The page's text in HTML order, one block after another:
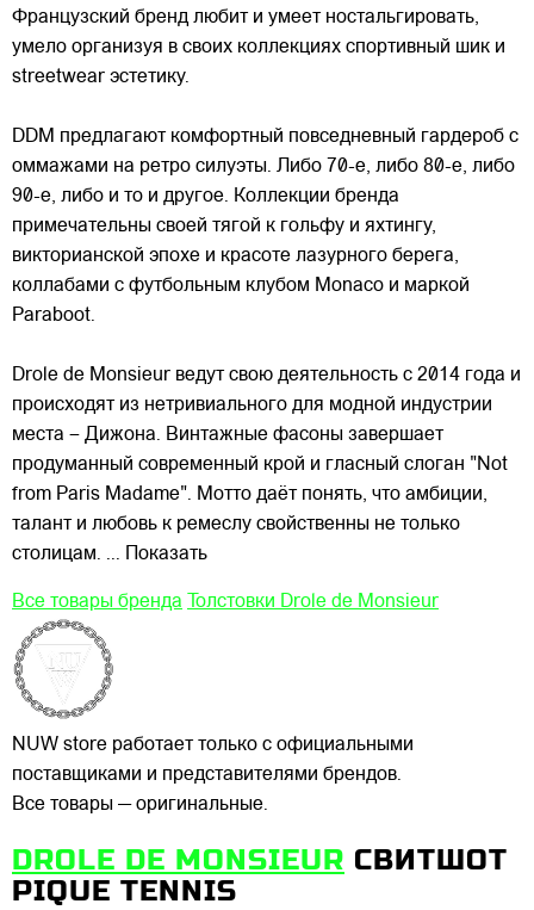
Французский бренд любит и умеет ностальгировать,
умело организуя в своих коллекциях спортивный шик и
streetwear эстетику.
DDM предлагают комфортный повседневный гардероб с
оммажами на ретро силуэты. Либо 70-е, либо 80-е, либо
90-е, либо и то и другое. Коллекции бренда
примечательны своей тягой к гольфу и яхтингу,
викторианской эпохе и красоте лазурного берега,
коллабами с футбольным клубом Monaco и маркой
Paraboot.
Drole de Monsieur ведут свою деятельность с 2014 года и
происходят из нетривиального для модной индустрии
места – Дижона. Винтажные фасоны завершает
продуманный современный крой и гласный слоган "Not
from Paris Madame". Мотто даёт понять, что амбиции,
талант и любовь к ремеслу свойственны не только
столицам. ... Показать
Все товары бренда Толстовки Drole de Monsieur
NUW store работает только с официальными
поставщиками и представителями брендов.
Все товары — оригинальные.
DROLE DE MONSIEUR СВИТШОТ
PIQUE TENNIS